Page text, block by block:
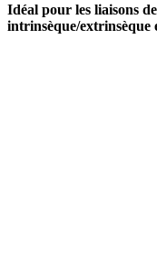
Idéal pour les liaisons
intrinsèque/extrinsèque